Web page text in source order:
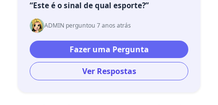
“Este é o sinal de qual esporte?”
ADMIN perguntou 7 anos atrás
Fazer uma Pergunta
Ver Respostas